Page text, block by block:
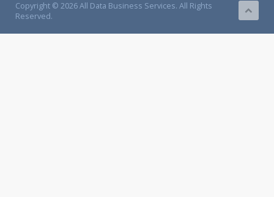
Copyright © 2026 All Data Business Services. All Rights
Reserved.